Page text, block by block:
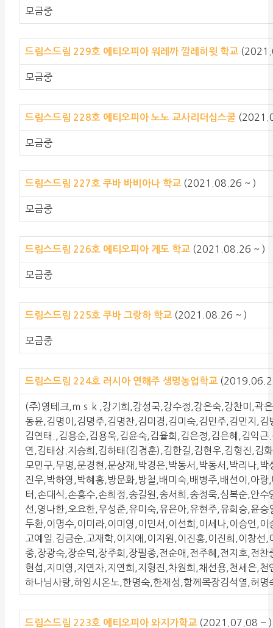
모금중
드림스드림 229호 에티오피아 워레까 깔레히윗 학교
모금중
드림스드림 228호 에티오피아 노노 교사리더십스쿨
모금중
드림스드림 227호 쿠바 바비아나 학교 (2021.08.26 ~ )
모금중
드림스드림 226호 에티오피아 게도 학교 (2021.08.26 ~ )
모금중
드림스드림 225호 쿠바 그랑하 학교 (2021.08.26 ~ )
모금중
드림스드림 224호 러시아 연해주 생명농업학교
(주)영테크,ｍｓｋ,강기희,강성국,강수정,강은숙,강찬미,곽
동윤,김명이,김명주,김명찬,김미경,김미숙,김민주,김민지,
김연태.,김용순,김용욱,김윤숙,김율희,김은정,김은혜,김익
연,김태상.지승희,김하태(김경훈),김한길,김현우,김형진,김
모민구,무명,문경현,문상재,박경은,박동서,박동서,박리나,
진우,박하영,박혜홍,방문화,방철,배미숙,배병주,배선이,아
터,손대식,손흥수,손희정,송길원,송서희,송정욱,심복순,안
선,영나한,오요한,우성준,유미숙,유은아,유현주,유희승,윤
두환,이명수,이미라,이미영,이민서,이선희,이세나,이승언,
고예일.김금순.고재학,이지애,이지원,이진홍,이진희,이창
종,장광숙,장순덕,장주희,장필종,전순애,전주혜,전지호,전
현섭,지미영,지연자,지연희,지형진,차원희,채선용,천세은,
하나님사랑,하임시온노,한명숙,한재성,함께목장김석열,허
드림스드림 223호 에티오피아 와지가학교 (2021.07.08 ~ )